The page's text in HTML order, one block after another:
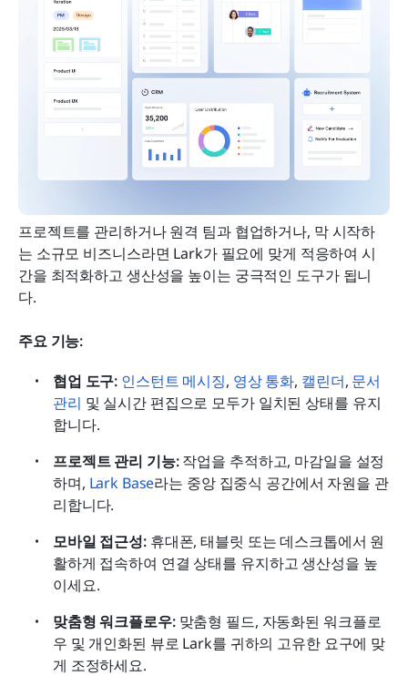
프로젝트를 관리하거나 원격 팀과 협업하거나, 막 시작하
는 소규모 비즈니스라면 Lark가 필요에 맞게 적응하여 시
간을 최적화하고 생산성을 높이는 궁극적인 도구가 됩니
다.
주요 기능:
협업 도구: 인스턴트 메시징, 영상 통화, 캘린더, 문서
관리 및 실시간 편집으로 모두가 일치된 상태를 유지
합니다.
프로젝트 관리 기능: 작업을 추적하고, 마감일을 설정
하며, Lark Base라는 중앙 집중식 공간에서 자원을 관
리합니다.
모바일 접근성: 휴대폰, 태블릿 또는 데스크톱에서 원
활하게 접속하여 연결 상태를 유지하고 생산성을 높
이세요.
맞춤형 워크플로우: 맞춤형 필드, 자동화된 워크플로
우 및 개인화된 뷰로 Lark를 귀하의 고유한 요구에 맞
게 조정하세요.